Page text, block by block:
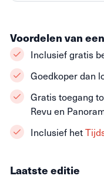
Laatste editie
Voordelen van
Inclusief gratis
Goedkoper dan
Gratis toegang
Revu en
Inclusief het